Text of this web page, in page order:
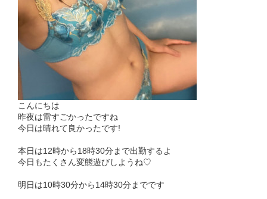
こんにちは
昨夜は雷すごかったですね
今日は晴れて良かったです!
本日は12時から18時30分まで出勤するよ
今日もたくさん変態遊びしようね♡
明日は10時30分から14時30分までです